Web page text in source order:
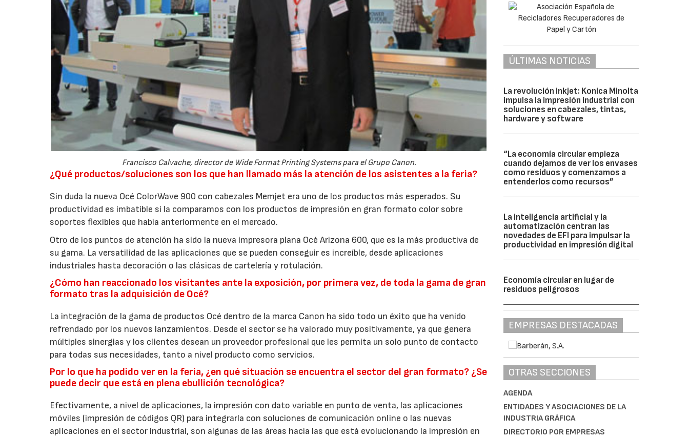
Francisco Calvache, director de Wide Format Printing Systems para el Grupo Canon.
¿Qué productos/soluciones son los que han llamado más la atención de los asistentes a la feria?
Sin duda la nueva Océ ColorWave 900 con cabezales Memjet era uno de los productos más esperados. Su
productividad es imbatible si la comparamos con los productos de impresión en gran formato color sobre
soportes flexibles que había anteriormente en el mercado.
Otro de los puntos de atención ha sido la nueva impresora plana Océ Arizona 600, que es la más productiva de
su gama. La versatilidad de las aplicaciones que se pueden conseguir es increíble, desde aplicaciones
industriales hasta decoración o las clásicas de cartelería y rotulación.
¿Cómo han reaccionado los visitantes ante la exposición, por primera vez, de toda la gama de gran
formato tras la adquisición de Océ?
La integración de la gama de productos Océ dentro de la marca Canon ha sido todo un éxito que ha venido
refrendado por los nuevos lanzamientos. Desde el sector se ha valorado muy positivamente, ya que genera
múltiples sinergias y los clientes desean un proveedor profesional que les permita un solo punto de contacto
para todas sus necesidades, tanto a nivel producto como servicios.
Por lo que ha podido ver en la feria, ¿en qué situación se encuentra el sector del gran formato? ¿Se
puede decir que está en plena ebullición tecnológica?
Efectivamente, a nivel de aplicaciones, la impresión con dato variable en punto de venta, las aplicaciones
móviles (impresión de códigos QR) para integrarla con soluciones de comunicación online o las nuevas
aplicaciones en el sector industrial, son algunas de las áreas hacia las que está evolucionando la impresión en
ÚLTIMAS NOTICIAS
La revolución inkjet: Konica Minolta
impulsa la impresión industrial con
soluciones en cabezales, tintas,
hardware y software
“La economía circular empieza
cuando dejamos de ver los envases
como residuos y comenzamos a
entenderlos como recursos”
La inteligencia artificial y la
automatización centran las
novedades de EFI para impulsar la
productividad en impresión digital
Economía circular en lugar de
residuos peligrosos
EMPRESAS DESTACADAS
OTRAS SECCIONES
AGENDA
ENTIDADES Y ASOCIACIONES DE LA
INDUSTRIA GRÁFICA
DIRECTORIO POR EMPRESAS